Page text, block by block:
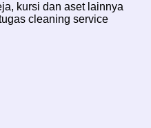
kursi dan aset lainnya
cleaning service